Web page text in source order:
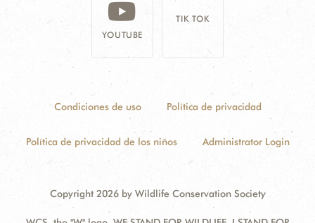
YOUTUBE
TIK TOK
Condiciones de uso Política de privacidad
Política de privacidad de los niños Administrator Login
Copyright 2026 by Wildlife Conservation Society